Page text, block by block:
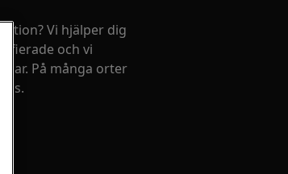
Vi hjälper dig
och vi
På många orter